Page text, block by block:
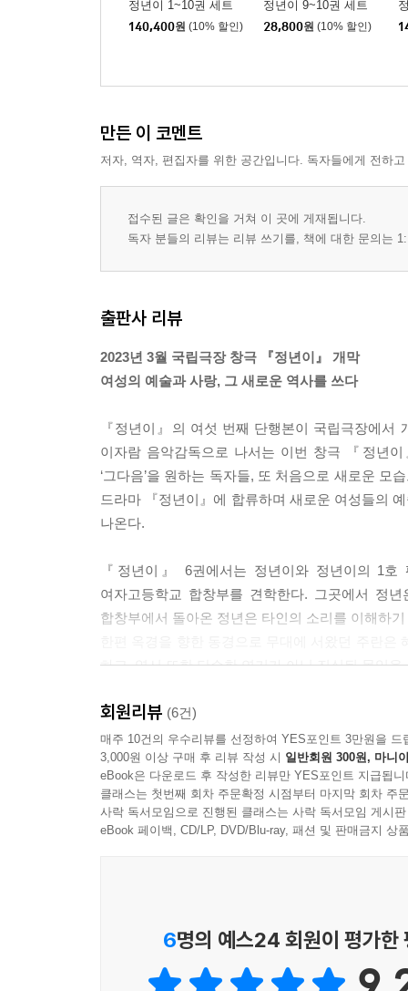
정년이 1~10권 세트
140,400원 (10% 할인)
정년이 9~10권 세트
28,800원 (10% 할인)
만든 이 코멘트
저자, 역자, 편집자를 위한 공간입니다. 독자들에게 전하
접수된 글은 확인을 거쳐 이 곳에 게재됩니다.
독자 분들의 리뷰는 리뷰 쓰기를, 책에 대한 문의는
출판사 리뷰
2023년 3월 국립극장 창극 『정년이』 개막
여성의 예술과 사랑, 그 새로운 역사를 쓰다
『정년이』의 여섯 번째 단행본이 국립극장에서
이자람 음악감독으로 나서는 이번 창극 『정년
‘그다음’을 원하는 독자들, 또 처음으로 새로운
드라마 『정년이』에 합류하며 새로운 여성들의
나온다.
『정년이』 6권에서는 정년이와 정년이의 1
여자고등학교 합창부를 견학한다. 그곳에서 정
합창부에서 돌아온 정년은 타인의 소리를 이해하
하고, 영서 또한 단순한 연기가 아닌 진실된 몰입
?
단행본에서만 만나볼 수 있는 특별 단편 「조연의
“너는 내 왕자님이었다고.” 도앵과 숙영의 과거 이
지난 5권의 말미에 실린 단편만화 「조연의 일」
함께 교사를 꿈꿔온 도앵에게 배신감을 느끼지만,
회원리뷰 (6건)
매주 10건의 우수리뷰를 선정하여 YES포인트 3만원을 드
3,000원 이상 구매 후 리뷰 작성 시 일반회원 300원, 마니
eBook은 다운로드 후 작성한 리뷰만 YES포인트 지급됩니
클래스는 첫번째 회차 주문확정 시점부터 마지막 회차 주
사락 독서모임으로 진행된 클래스는 사락 독서모임 게시
eBook 페이백, CD/LP, DVD/Blu-ray, 패션 및 판매금지 상
6명의 예스24 회원이 평가한